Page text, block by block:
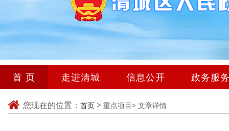
首 页 走进清城 信息公开 政务服
您现在的位置： 首页 > 重点项目> 文章详情